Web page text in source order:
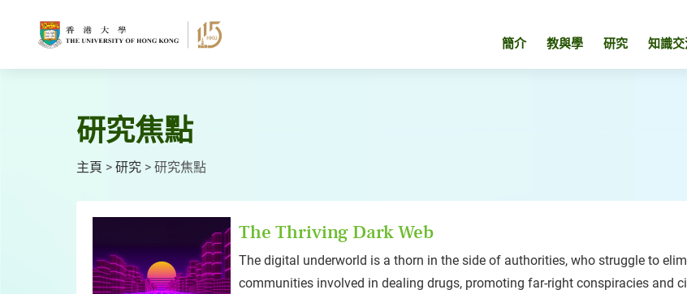
簡介 教與學 研究 知識
研究焦點
主頁 > 研究 > 研究焦點
The Thriving Dark Web
The digital underworld is a thorn in the side of authorities, who struggle to
communities involved in dealing drugs, promoting far-right conspiracies and